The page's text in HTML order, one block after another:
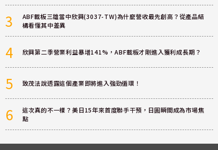
3
ABF載板三雄當中欣興(3037-TW)為什麼營收最先創高？從產品結
構看懂其中差異
4 欣興第二季營業利益暴增141%，ABF載板才剛進入獲利成長期？
5 致茂法說透露這個產業即將進入強勁循環！
6
這次真的不一樣？美日15年來首度聯手干預，日圓瞬間成為市場焦
點